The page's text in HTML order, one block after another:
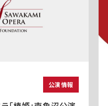
公演情報